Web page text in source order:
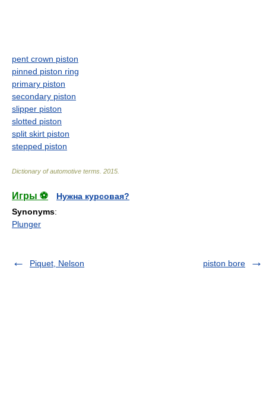
pent crown piston
pinned piston ring
primary piston
secondary piston
slipper piston
slotted piston
split skirt piston
stepped piston
Dictionary of automotive terms 2015
Игры ⚽
Нужна курсовая?
Synonyms:
Plunger
Piquet, Nelson piston bore